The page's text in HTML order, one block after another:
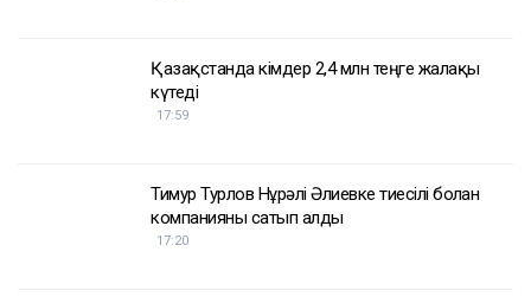
Қазақстанда кімдер 2,4 млн теңге жалақы
күтеді
17:59
Тимур Турлов Нұрәлі Әлиевке тиесілі болған
компанияны сатып алды
17:20